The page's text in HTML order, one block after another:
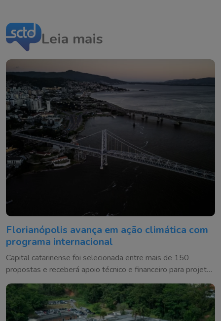
Leia mais
Florianópolis avança em ação climática com
programa internacional
Capital catarinense foi selecionada entre mais de 150
propostas e receberá apoio técnico e financeiro para projetos
ambientais